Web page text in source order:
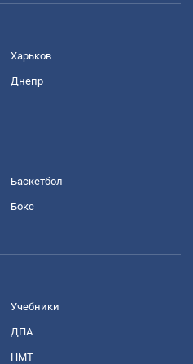
Харьков
Днепр
Баскетбол
Бокс
Учебники
ДПА
НМТ